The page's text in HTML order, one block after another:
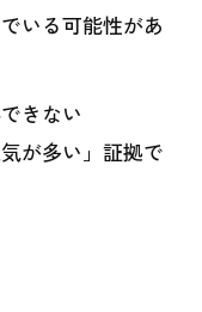
いる可能性があ
きない
が多い」証拠で